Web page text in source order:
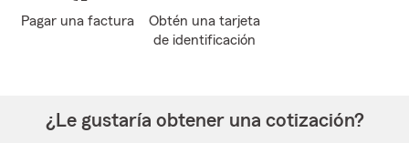
Pagar una factura
Obtén una tarjeta
de identificación
¿Le gustaría obtener una cotización?